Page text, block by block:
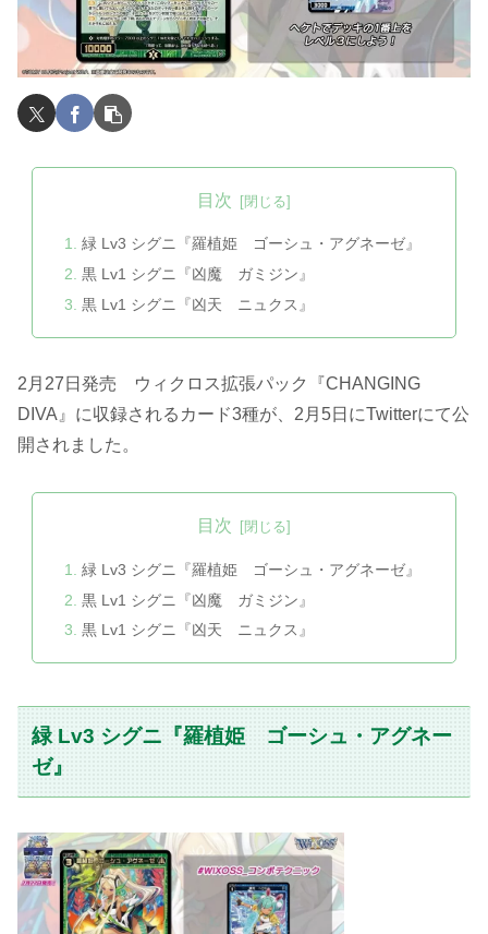
目次
緑 Lv3 シグニ『羅植姫 ゴーシュ・アグネーゼ』
黒 Lv1 シグニ『凶魔 ガミジン』
黒 Lv1 シグニ『凶天 ニュクス』
2月27日発売 ウィクロス拡張パック『CHANGING
DIVA』に収録されるカード3種が、2月5日にTwitterにて公
開されました。
目次
緑 Lv3 シグニ『羅植姫 ゴーシュ・アグネーゼ』
黒 Lv1 シグニ『凶魔 ガミジン』
黒 Lv1 シグニ『凶天 ニュクス』
緑 Lv3 シグニ『羅植姫 ゴーシュ・アグネー
ゼ』